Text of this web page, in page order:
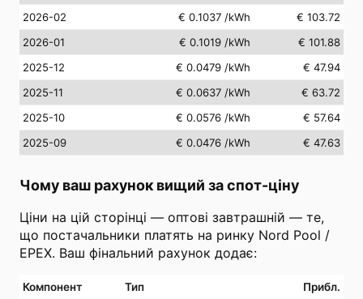
2026-02
€ 0.1037 /kWh
€ 103.72
2026-01
€ 0.1019 /kWh
€ 101.88
2025-12
€ 0.0479 /kWh
€ 47.94
2025-11
€ 0.0637 /kWh
€ 63.72
2025-10
€ 0.0576 /kWh
€ 57.64
2025-09
€ 0.0476 /kWh € 47.63
Чому ваш рахунок вищий за спот-ціну
Ціни на цій сторінці — оптові завтрашній — те,
що постачальники платять на ринку Nord Pool /
EPEX. Ваш фінальний рахунок додає:
Компонент Тип Прибл.